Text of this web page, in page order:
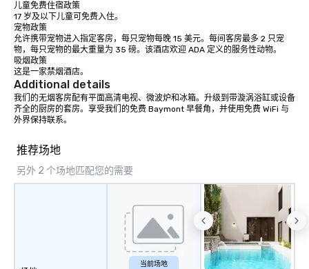
location, or if you need a venue we will
source one for you. We are based in
Atlanta GA and can travel through out
the South east and beyond.
儿童免费住宿政策
17 岁及以下儿童可免费入住。
宠物政策
允许携带宠物进入指定客房，每只宠物每晚 15 美元。每间客房最多 2 只宠
物，每只宠物的最大重量为 35 磅。该酒店欢迎 ADA 定义的服务性动物。
吸烟政策
这是一家禁烟酒店。
Additional details
我们的无烟客房配有平面高清电视、微波炉和冰箱。升级到带漩涡浴缸或设备
齐全的厨房的套房。享受我们的免费 Baymont 早餐角，并使用免费 WiFi 与
外界保持联系。
推荐场地
另外 2 个场地匹配您的需要
当前场地